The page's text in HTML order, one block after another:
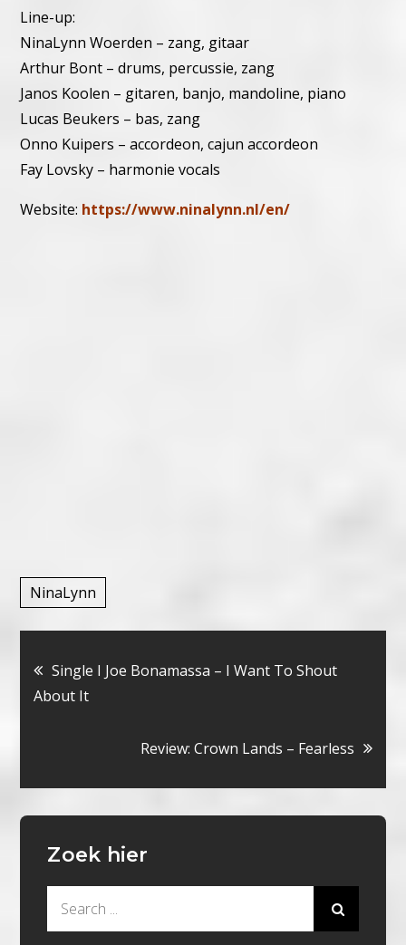
Line-up:
NinaLynn Woerden – zang, gitaar
Arthur Bont – drums, percussie, zang
Janos Koolen – gitaren, banjo, mandoline, piano
Lucas Beukers – bas, zang
Onno Kuipers – accordeon, cajun accordeon
Fay Lovsky – harmonie vocals
Website: https://www.ninalynn.nl/en/
NinaLynn
Bericht
navigatie
Single I Joe Bonamassa – I Want To Shout
About It
Review: Crown Lands – Fearless
Zoek hier